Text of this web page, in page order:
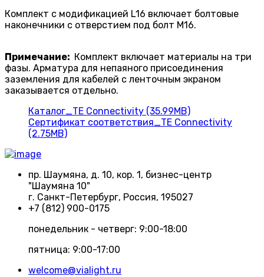
Комплект с модификацией L16 включает болтовые
наконечники с отверстием под болт M16.
Примечание: Комплект включает материалы на три
фазы. Арматура для непаяного присоединения
заземления для кабелей с ленточным экраном
заказывается отдельно.
Каталог_TE Connectivity (35.99MB)
Сертификат соответствия_TE Connectivity
(2.75MB)
пр. Шаумяна, д. 10, кор. 1, бизнес-центр
"Шаумяна 10"
г. Санкт-Петербург, Россия, 195027
+7 (812) 900-0175
понедельник - четверг: 9:00-18:00
пятница: 9:00-17:00
welcome@vialight.ru